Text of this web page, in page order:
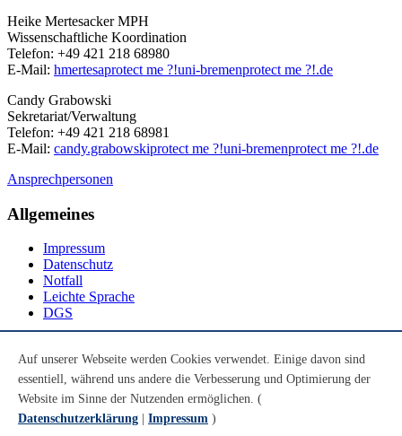
Heike Mertesacker MPH
Wissenschaftliche Koordination
Telefon: +49 421 218 68980
E-Mail: hmertesaprotect me ?!uni-bremenprotect me ?!.de
Candy Grabowski
Sekretariat/Verwaltung
Telefon: +49 421 218 68981
E-Mail: candy.grabowskiprotect me ?!uni-bremenprotect me ?!.de
Ansprechpersonen
Allgemeines
Impressum
Datenschutz
Notfall
Leichte Sprache
DGS
Youtube
Instagram
LinkedIn
Auf unserer Webseite werden Cookies verwendet. Einige davon sind
essentiell, während uns andere die Verbesserung und Optimierung der
Website im Sinne der Nutzenden ermöglichen. (
Datenschutzerklärung
Impressum )